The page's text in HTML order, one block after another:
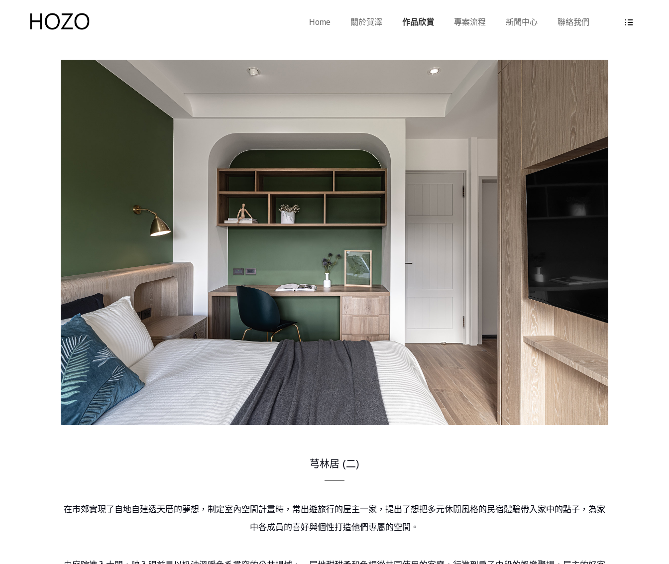
Home 關於賀澤 作品欣賞 專案流程 新聞中心 聯絡我們
芎林居 (二)
在市郊實現了自地自建透天厝的夢想，制定室內空間計畫時，常出遊旅行的屋主一家，提出了想把多元休閒風格的民宿體驗帶入家中的點子，為家
中各成員的喜好與個性打造他們專屬的空間。